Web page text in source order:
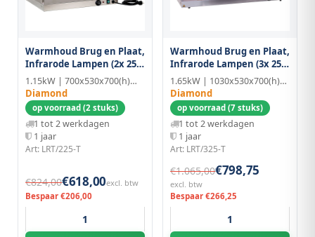
Warmhoud Brug en Plaat,
Infrarode Lampen (2x 250
W)
1.15kW | 700x530x700(h)mm
Diamond
op voorraad (2 stuks)
1 tot 2 werkdagen
1 jaar
Art: LRT/225-T
€824,00€618,00excl. btw
Bespaar €206,00
Warmhoud Brug en Plaat,
Infrarode Lampen (3x 250
W)
1.65kW | 1030x530x700(h)mm
Diamond
op voorraad (7 stuks)
1 tot 2 werkdagen
1 jaar
Art: LRT/325-T
€1.065,00€798,75
excl. btw
Bespaar €266,25